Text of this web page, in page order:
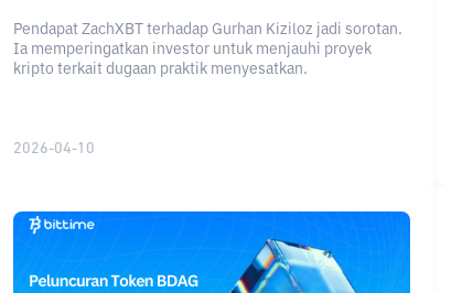
Pendapat ZachXBT terhadap Gurhan Kiziloz jadi sorotan.
Ia memperingatkan investor untuk menjauhi proyek
kripto terkait dugaan praktik menyesatkan.
2026-04-10